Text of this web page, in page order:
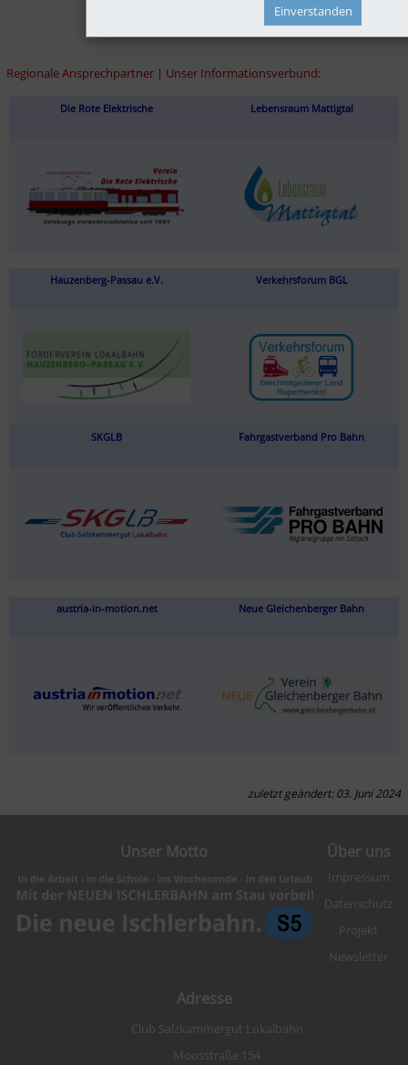
Regionale Ansprechpartner | Unser Informationsverbund:
Die Rote Elektrische Lebensraum Mattigtal
Hauzenberg-Passau e.V. Verkehrsforum BGL
SKGLB Fahrgastverband Pro Bahn
austria-in-motion.net Neue Gleichenberger Bahn
zuletzt geändert: 03. Juni 2024
Unser Motto Über uns
Impressum
Datenschutz
Projekt
Newsletter
Adresse
Club Salzkammergut Lokalbahn
Moosstraße 154
Einverstanden